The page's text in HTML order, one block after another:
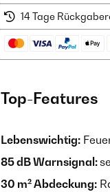
14 Tage
Top-Features
Lebenswichtig:
85 dB Warnsignal:
30 m² Abdeckung: